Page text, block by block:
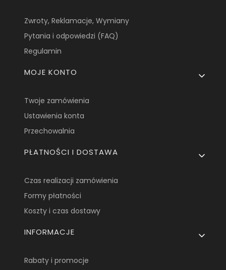
Zwroty, Reklamacje, Wymiany
Pytania i odpowiedzi (FAQ)
Regulamin
MOJE KONTO
Twoje zamówienia
Ustawienia konta
Przechowalnia
PŁATNOŚCI I DOSTAWA
Czas realizacji zamówienia
Formy płatności
Koszty i czas dostawy
INFORMACJE
Rabaty i promocje